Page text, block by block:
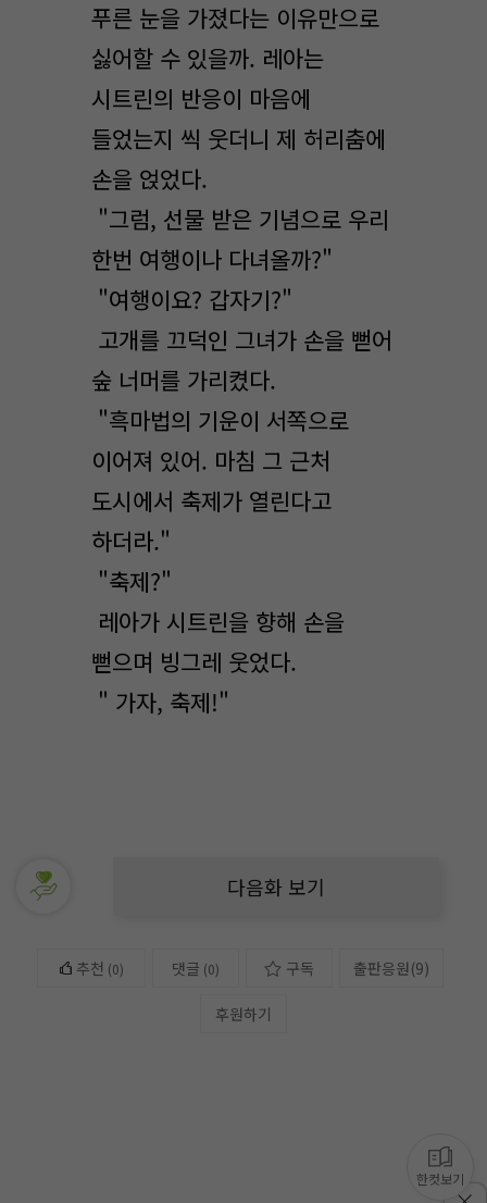
푸른 눈을 가졌다는 이유만으로
싫어할 수 있을까. 레아는
시트린의 반응이 마음에
들었는지 씩 웃더니 제 허리춤에
손을 얹었다.
"그럼, 선물 받은 기념으로 우리
한번 여행이나 다녀올까?"
"여행이요? 갑자기?"
고개를 끄덕인 그녀가 손을 뻗어
숲 너머를 가리켰다.
"흑마법의 기운이 서쪽으로
이어져 있어. 마침 그 근처
도시에서 축제가 열린다고
하더라."
"축제?"
레아가 시트린을 향해 손을
뻗으며 빙그레 웃었다.
" 가자, 축제!"
다음화 보기
추천 (0) 댓글 (0) 구독 출판응원(9)
후원하기
한컷보기